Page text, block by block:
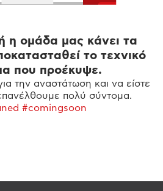
η ομάδα μας κάνει τα
το τεχνικό
που προέκυψε.
την αναστάτωση και να είστε
πολύ σύντομα.
#comingsoon